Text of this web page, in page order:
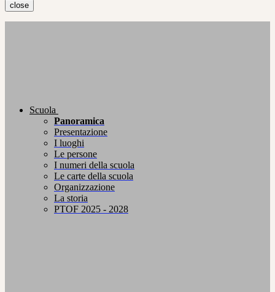
close
Scuola
Panoramica
Presentazione
I luoghi
Le persone
I numeri della scuola
Le carte della scuola
Organizzazione
La storia
PTOF 2025 - 2028